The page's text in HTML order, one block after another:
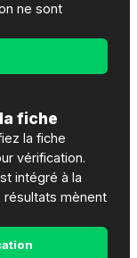
ne sont
fiche
la fiche
vérification.
intégré à la
résultats mènent